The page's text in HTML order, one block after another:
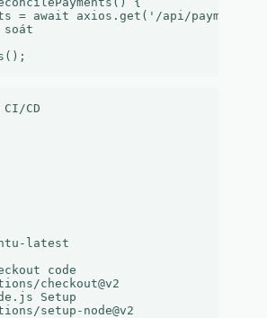
= await axios.get('/api/
soát
CD
latest
code
checkout@v2
Setup
setup-node@v2